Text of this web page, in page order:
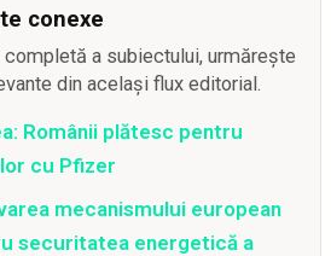
conexe
completă a subiectului, urmărește
din același flux editorial.
Românii plătesc pentru
cu Pfizer
mecanismului european
securitatea energetică a